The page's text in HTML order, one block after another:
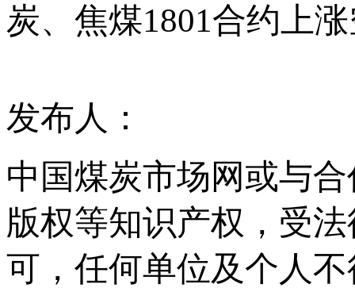
炭、焦煤1801合约上
发布人：
中国煤炭市场网或与
版权等知识产权，受
可，任何单位及个人